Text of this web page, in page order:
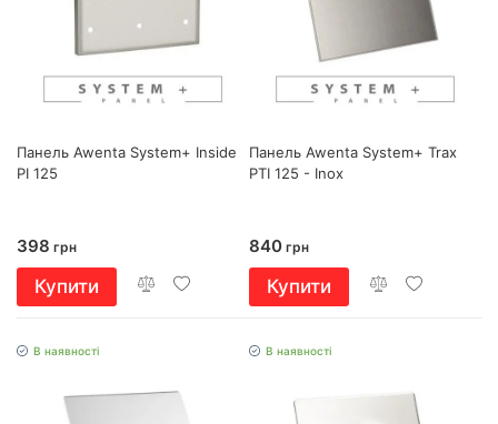
Панель Awenta System+ Inside
PI 125
398 грн
Купити
Панель Awenta System+ Trax
PTI 125 - Inox
840 грн
Купити
В наявності В наявності